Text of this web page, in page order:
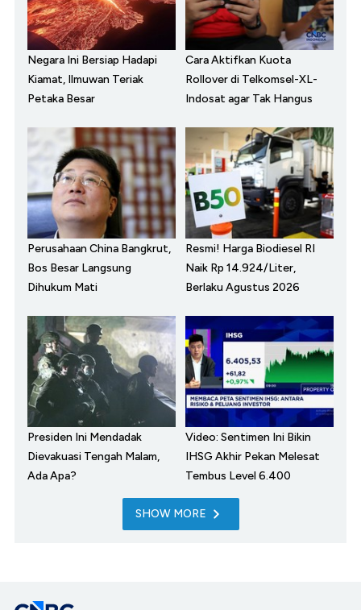
Negara Ini Bersiap Hadapi
Kiamat, Ilmuwan Teriak
Petaka Besar
Cara Aktifkan Kuota
Rollover di Telkomsel-XL-
Indosat agar Tak Hangus
Perusahaan China Bangkrut,
Bos Besar Langsung
Dihukum Mati
Resmi! Harga Biodiesel RI
Naik Rp 14.924/Liter,
Berlaku Agustus 2026
Presiden Ini Mendadak
Dievakuasi Tengah Malam,
Ada Apa?
Video: Sentimen Ini Bikin
IHSG Akhir Pekan Melesat
Tembus Level 6.400
SHOW MORE